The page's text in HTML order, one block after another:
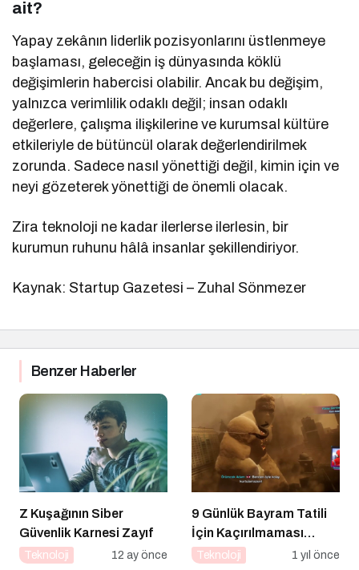
ait?
Yapay zekânın liderlik pozisyonlarını üstlenmeye
başlaması, geleceğin iş dünyasında köklü
değişimlerin habercisi olabilir. Ancak bu değişim,
yalnızca verimlilik odaklı değil; insan odaklı
değerlere, çalışma ilişkilerine ve kurumsal kültüre
etkileriyle de bütüncül olarak değerlendirilmek
zorunda. Sadece nasıl yönettiği değil, kimin için ve
neyi gözeterek yönettiği de önemli olacak.
Zira teknoloji ne kadar ilerlerse ilerlesin, bir
kurumun ruhunu hâlâ insanlar şekillendiriyor.
Kaynak: Startup Gazetesi – Zuhal Sönmezer
Benzer Haberler
Z Kuşağının Siber
Güvenlik Karnesi Zayıf
Teknoloji 12 ay önce
9 Günlük Bayram Tatili
İçin Kaçırılmaması
Gereken 8 Oyun
Teknoloji 1 yıl önce